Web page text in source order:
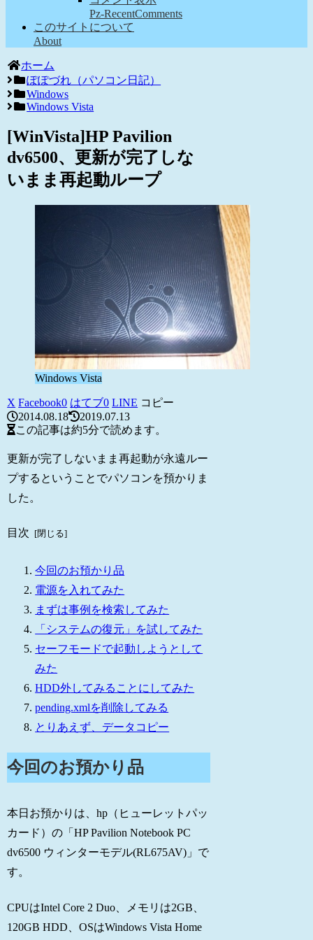
Pz-RecentComments
このサイトについて
About
ホーム
ぽぽづれ（パソコン日記）
Windows
Windows Vista
[WinVista]HP Pavilion
dv6500、更新が完了しな
いまま再起動ループ
Windows Vista
X Facebook0 はてブ0 LINE コピー
2014.08.18
2019.07.13
この記事は約5分で読めます。
更新が完了しないまま再起動が永遠ルー
プするということでパソコンを預かりま
した。
目次
今回のお預かり品
電源を入れてみた
まずは事例を検索してみた
「システムの復元」を試してみた
セーフモードで起動しようとして
みた
HDD外してみることにしてみた
pending.xmlを削除してみる
とりあえず、データコピー
今回のお預かり品
本日お預かりは、hp（ヒューレットパッ
カード）の「HP Pavilion Notebook PC
dv6500 ウィンターモデル(RL675AV)」で
す。
CPUはIntel Core 2 Duo、メモリは2GB、
120GB HDD、OSはWindows Vista Home